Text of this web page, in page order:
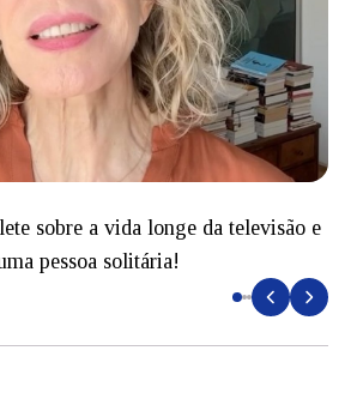
sobre a vida longe da televisão e
pessoa solitária!